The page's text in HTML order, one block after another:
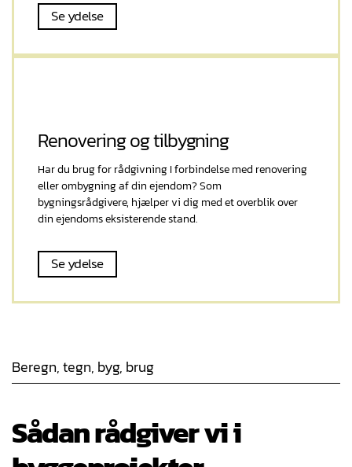
Se ydelse
Renovering og tilbygning
Har du brug for rådgivning I forbindelse med renovering
eller ombygning af din ejendom? Som
bygningsrådgivere, hjælper vi dig med et overblik over
din ejendoms eksisterende stand.
Se ydelse
Beregn, tegn, byg, brug
Sådan rådgiver vi i